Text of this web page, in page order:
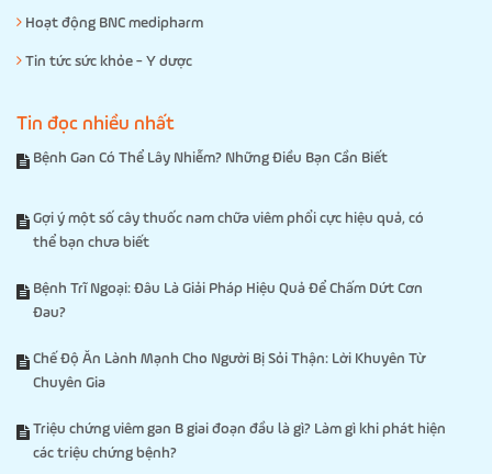
Hoạt động BNC medipharm
Tin tức sức khỏe - Y dược
Tin đọc nhiều nhất
Bệnh Gan Có Thể Lây Nhiễm? Những Điều Bạn Cần Biết
Gợi ý một số cây thuốc nam chữa viêm phổi cực hiệu quả, có
thể bạn chưa biết
Bệnh Trĩ Ngoại: Đâu Là Giải Pháp Hiệu Quả Để Chấm Dứt Cơn
Đau?
Chế Độ Ăn Lành Mạnh Cho Người Bị Sỏi Thận: Lời Khuyên Từ
Chuyên Gia
Triệu chứng viêm gan B giai đoạn đầu là gì? Làm gì khi phát hiện
các triệu chứng bệnh?